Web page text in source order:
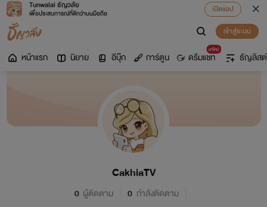
Tunwalai ธัญวลัย
เพื่อประสบการณ์ที่ดีกว่าบนมือถือ
เปิดแอป
เข้าสู่ระบบ
หน้าแรก นิยาย อีบุ๊ก การ์ตูน
มาใหม่
ดรีมแชท ธัญลิสต์
CakhiaTV
0 ผู้ติดตาม 0 กำลังติดตาม